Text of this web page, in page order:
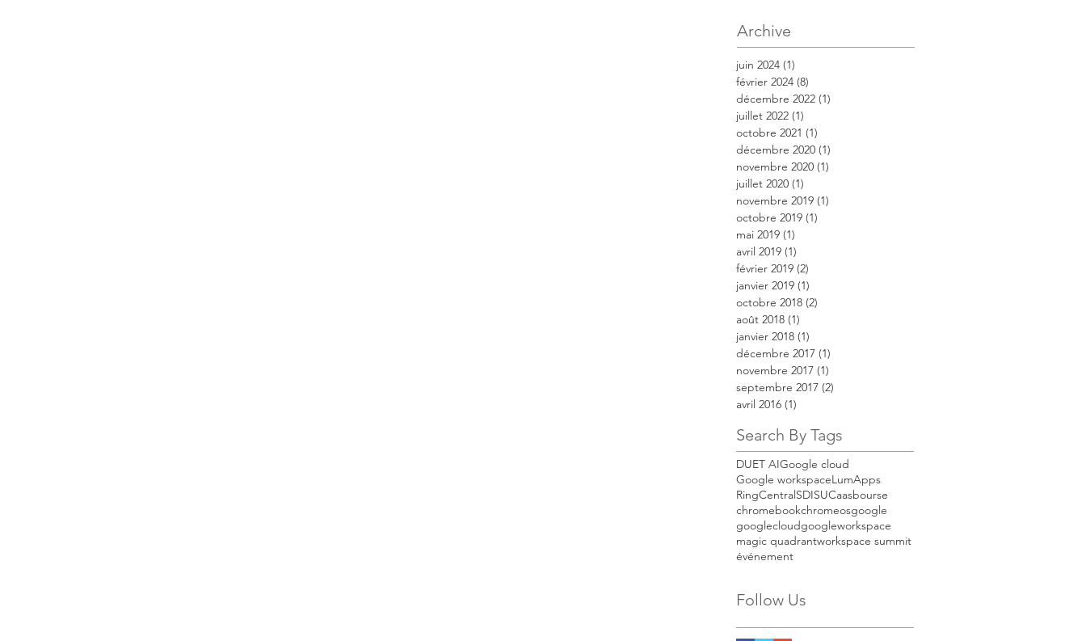
Archive
juin 2024 (1)
février 2024 (8)
décembre 2022 (1)
juillet 2022 (1)
octobre 2021 (1)
décembre 2020 (1)
novembre 2020 (1)
juillet 2020 (1)
novembre 2019 (1)
octobre 2019 (1)
mai 2019 (1)
avril 2019 (1)
février 2019 (2)
janvier 2019 (1)
octobre 2018 (2)
août 2018 (1)
janvier 2018 (1)
décembre 2017 (1)
novembre 2017 (1)
septembre 2017 (2)
avril 2016 (1)
Search By Tags
DUET AIGoogle cloud
Google workspaceLumApps
RingCentralSDISUCaasbourse
chromebookchromeosgoogle
googlecloudgoogleworkspace
magic quadrantworkspace summit
événement
Follow Us